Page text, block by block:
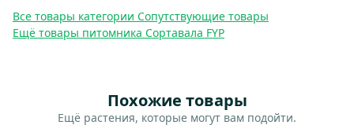
Все товары категории Сопутствующие товары
Ещё товары питомника Сортавала FYP
Похожие товары
Ещё растения, которые могут вам подойти.